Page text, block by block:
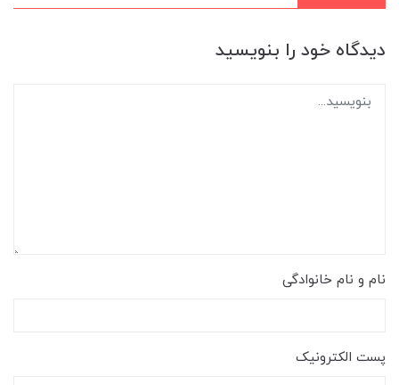
دیدگاه خود را بنویسید
نام و نام خانوادگی
پست الکترونیک